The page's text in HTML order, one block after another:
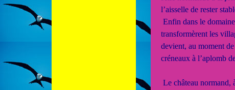
l’aisselle de rester
Enfin dans le
transformèrent les
devient, au moment
créneaux à l’aplomb
Le château normand,